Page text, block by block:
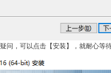
，可以点击【安装】，就耐心等待